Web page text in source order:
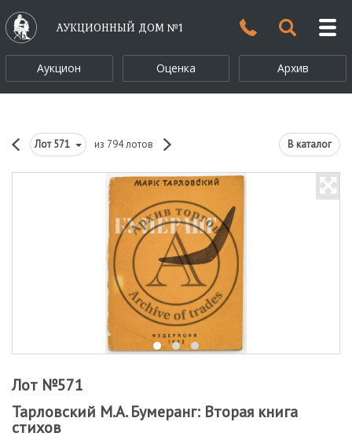
АУКЦИОННЫЙ ДОМ №1
Аукцион Оценка Архив
Лот571 из 794 лотов В каталог
Лот №571
Тарловский М.А. Бумеранг: Вторая книга
стихов